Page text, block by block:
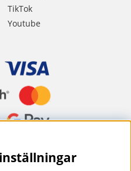
TikTok
Youtube